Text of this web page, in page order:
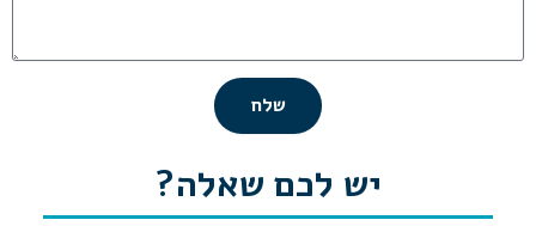
שלח
יש לכם שאלה?